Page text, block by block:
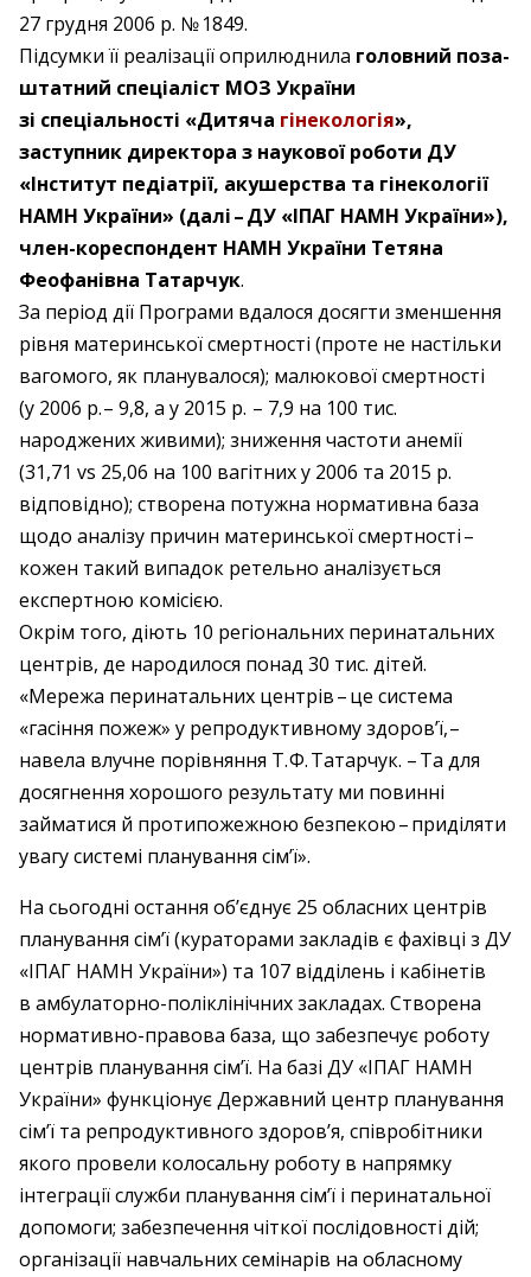
27 грудня 2006 р. № 1849.
Підсумки її реалізації оприлюднила головний поза­
штатний спеціаліст МОЗ України
зі спеціальності «Дитяча гінекологія»,
заступник директора з наукової роботи ДУ
«Інститут педіатрії, акушерства та гінекології
НАМН України» (далі – ​ДУ «ІПАГ НАМН України»),
член-кореспондент НАМН України Тетяна
Феофанівна Татарчук.
За період дії Програми вдалося досягти зменшення
рівня материнської смертності (проте не настільки
вагомого, як планувалося); малюкової смертності
(у 2006 р. – 9,8, а у 2015 р. – 7,9 на 100 тис.
народжених живими); зниження частоти анемії
(31,71 vs 25,06 на 100 вагітних у 2006 та 2015 р.
відповідно); створена потужна нормативна база
щодо аналізу причин материнської смертності – ​
кожен такий випадок ретельно аналізується
експертною комісією.
Окрім того, діють 10 регіональних перинатальних
центрів, де народилося понад 30 тис. дітей.
«Мережа перинатальних центрів – ​це система
«гасіння пожеж» у репродуктивному здоров’ї, – ​
навела влучне порівняння Т. Ф. Татарчук. – ​Та для
досягнення хорошого результату ми повинні
займатися й протипожежною безпекою – ​приділяти
увагу системі планування сім’ї».
На сьогодні остання об’єднує 25 обласних центрів
планування сім’ї (кураторами закладів є фахівці з ДУ
«ІПАГ НАМН України») та 107 відділень і кабінетів
в амбулаторно-поліклінічних закладах. Створена
нормативно-правова база, що забезпечує роботу
центрів планування сім’ї. На базі ДУ «ІПАГ НАМН
України» функціонує Державний центр планування
сім’ї та репродуктивного здоров’я, співробітники
якого провели колосальну роботу в напрямку
інтеграції служби планування сім’ї і перинатальної
допомоги; забезпечення чіткої послідовності дій;
організації навчальних семінарів на обласному